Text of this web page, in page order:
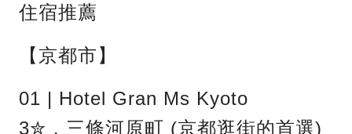
住宿推薦
【京都市】
01 | Hotel Gran Ms Kyoto
3✮，三條河原町 (京都逛街的首選)